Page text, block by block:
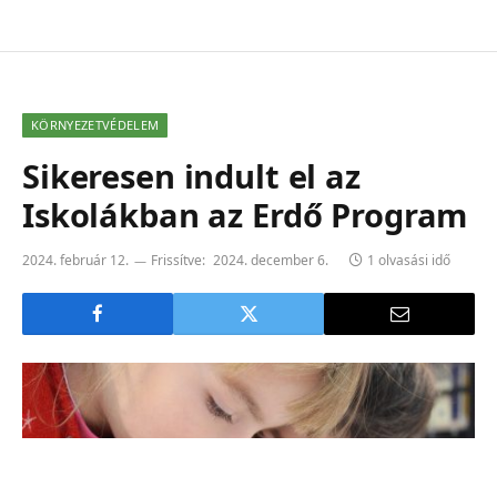
KÖRNYEZETVÉDELEM
Sikeresen indult el az
Iskolákban az Erdő Program
2024. február 12. Frissítve: 2024. december 6. 1 olvasási idő